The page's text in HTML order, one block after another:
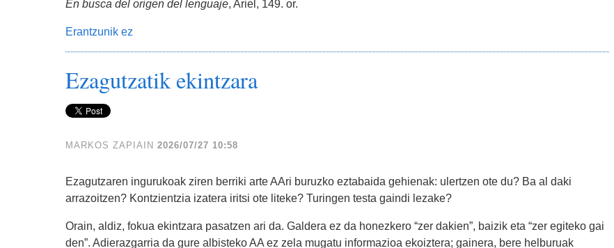
En busca del origen del lenguaje, Ariel, 149. or.
Erantzunik ez
Ezagutzatik ekintzara
MARKOS ZAPIAIN 2026/07/27 10:58
Ezagutzaren ingurukoak ziren berriki arte AAri buruzko eztabaida gehienak: ulertzen ote du? Ba al daki
arrazoitzen? Kontzientzia izatera iritsi ote liteke? Turingen testa gaindi lezake?
Orain, aldiz, fokua ekintzara pasatzen ari da. Galdera ez da honezkero “zer dakien”, baizik eta “zer egiteko gai
den”. Adierazgarria da gure albisteko AA ez zela mugatu informazioa ekoiztera; gainera, bere helburuak